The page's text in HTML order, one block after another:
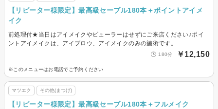
【リピーター様限定】最高級セーブル180本＋ポイントアイメ
イク
前処理付★当日はアイメイクやビューラーはせずにご来店ください♪ポイ
ントアイメイクは、アイブロウ、アイメイクのみの施術です。
180分 ￥12,150
※このメニューはお電話でご予約ください
マツエク その他(まつげ)
【リピーター様限定】最高級セーブル180本＋フルメイク